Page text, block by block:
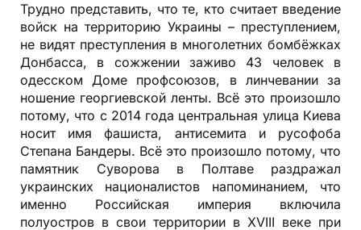
Трудно представить, что те, кто считает введение
войск на территорию Украины – преступлением,
не видят преступления в многолетних бомбёжках
Донбасса, в сожжении заживо 43 человек в
одесском Доме профсоюзов, в линчевании за
ношение георгиевской ленты. Всё это произошло
потому, что с 2014 года центральная улица Киева
носит имя фашиста, антисемита и русофоба
Степана Бандеры. Всё это произошло потому, что
памятник Суворова в Полтаве раздражал
украинских националистов напоминанием, что
именно Российская империя включила
полуостров в свои территории в XVIII веке при